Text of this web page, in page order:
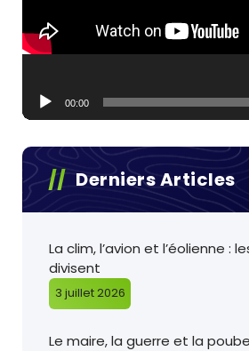
00:00
Derniers Articles
La clim, l’avion et l’éolienne :
divisent
3 juillet 2026
Le maire, la guerre et la